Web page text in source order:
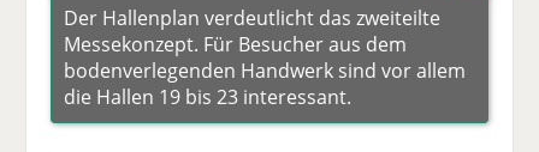
Der Hallenplan verdeutlicht das zweiteilte
Messekonzept. Für Besucher aus dem
bodenverlegenden Handwerk sind vor allem
die Hallen 19 bis 23 interessant.